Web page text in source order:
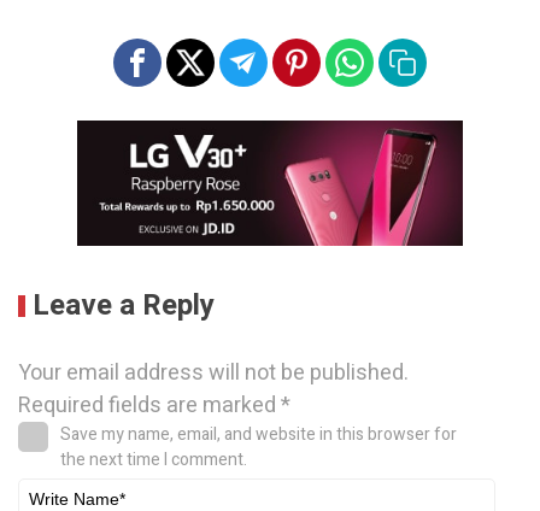
Leave a Reply
Your email address will not be published.
Required fields are marked*
Save my name, email, and website in this browser for
the next time I comment.